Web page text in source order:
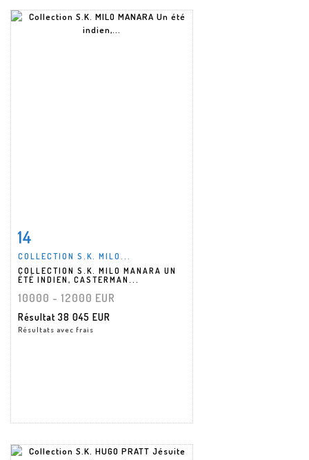
Fiche détaillée
14
COLLECTION S.K. MILO...
COLLECTION S.K. MILO MANARA UN
ÉTÉ INDIEN, CASTERMAN...
10000 - 12000 EUR
Résultat 38 045 EUR
Résultats avec frais